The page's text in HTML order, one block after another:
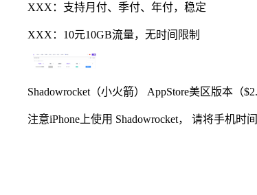
XXX：支持月付、季付、年付，稳定
XXX：10元10GB流量，无时间限制
Shadowrocket（小火箭） AppStore美区版本（
注意iPhone上使用 Shadowrocket， 请将手机